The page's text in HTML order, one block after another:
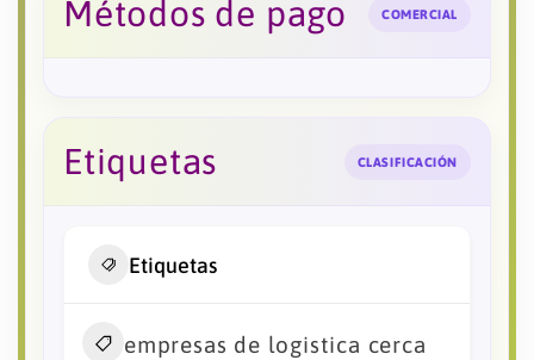
Métodos de pago COMERCIAL
Etiquetas CLASIFICACIÓN
Etiquetas
empresas de logistica cerca